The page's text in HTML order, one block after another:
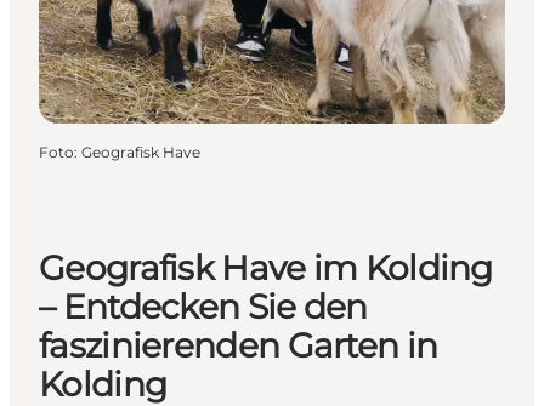
Foto: Geografisk Have
Geografisk Have im Kolding
– Entdecken Sie den
faszinierenden Garten in
Kolding